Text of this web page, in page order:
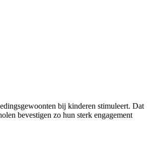
bij kinderen stimuleert. Dat
bevestigen zo hun sterk engagement